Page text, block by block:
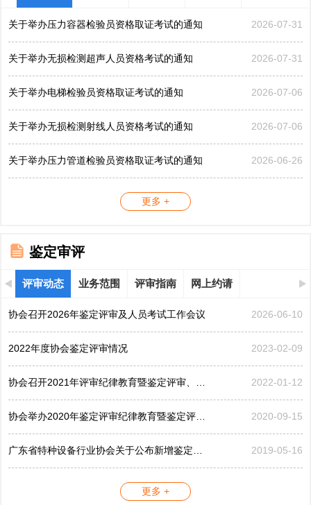
关于举办压力容器检验员资格取证考试的通知 2026-07-31
关于举办无损检测超声人员资格考试的通知 2026-07-31
关于举办电梯检验员资格取证考试的通知 2026-07-06
关于举办无损检测射线人员资格考试的通知 2026-07-06
关于举办压力管道检验员资格取证考试的通知 2026-06-26
更多 +
鉴定审评
评审动态 业务范围 评审指南 网上约请
协会召开2026年鉴定评审及人员考试工作会议 2026-06-10
2022年度协会鉴定评审情况 2023-02-09
协会召开2021年评审纪律教育暨鉴定评审、考评工作会议 2022-01-12
协会举办2020年鉴定评审纪律教育暨鉴定评审工作会议 2020-09-15
广东省特种设备行业协会关于公布新增鉴定评审员的公告... 2019-05-16
更多 +